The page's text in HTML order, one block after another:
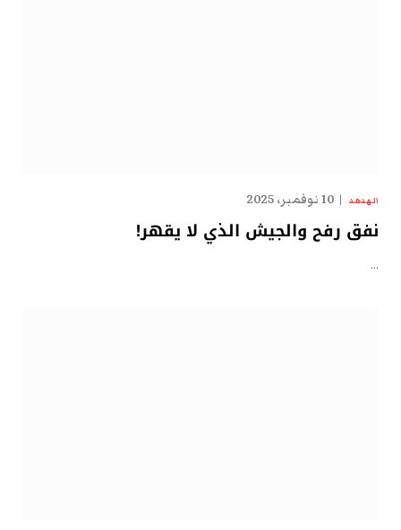
الهدهد 10 نوفمبر، 2025
نفق رفح والجيش الذي لا يقهر!
…